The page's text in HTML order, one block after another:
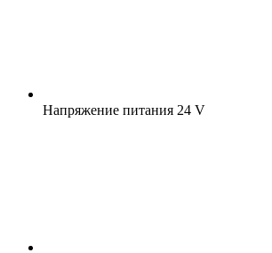
Напряжение питания 24 V